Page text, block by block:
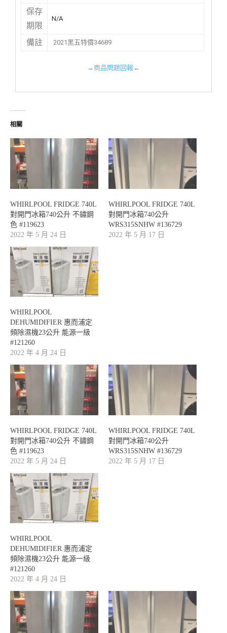
保存
期限
N/A
備註 2021黑五特價34689
→ 商品問題回報 ←
相關
WHIRLPOOL FRIDGE 740L
對開門冰箱740公升 不鏽鋼
色 #119623
2022 年 5 月 24 日
WHIRLPOOL FRIDGE 740L
對開門冰箱740公升
WRS315SNHW #136729
2022 年 5 月 17 日
WHIRLPOOL
DEHUMIDIFIER 惠而浦定
頻除濕機23公升 能源一級
#121260
2022 年 4 月 24 日
WHIRLPOOL FRIDGE 740L
對開門冰箱740公升 不鏽鋼
色 #119623
2022 年 5 月 24 日
WHIRLPOOL FRIDGE 740L
對開門冰箱740公升
WRS315SNHW #136729
2022 年 5 月 17 日
WHIRLPOOL
DEHUMIDIFIER 惠而浦定
頻除濕機23公升 能源一級
#121260
2022 年 4 月 24 日